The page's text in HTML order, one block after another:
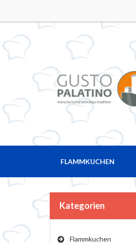
FLAMMKUCHEN
Kategorien
Flammkuchen